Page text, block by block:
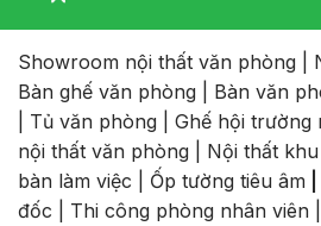
Showroom nội thất văn phòng
Bàn ghế văn phòng
Bàn văn
Tủ văn phòng Ghế hội trường
nội thất văn phòng
Nội thất
bàn làm việc
Ốp tường tiêu âm
đốc
Thi công phòng nhân viên